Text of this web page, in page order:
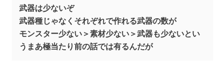
武器は少ないぞ
武器種じゃなくそれぞれで作れる武器の数が
モンスター少ない＞素材少ない＞武器も少ないとい
うまあ極当たり前の話では有るんだが